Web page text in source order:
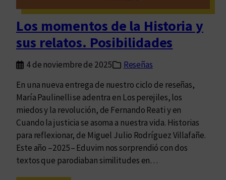
Los momentos de la Historia y
sus relatos. Posibilidades
4 de noviembre de 2025
Reseñas
En una nueva entrega de nuestro ciclo de reseñas,
María Paulinelli se adentra en Los perejiles, los
miedos y la revolución, de Fernando Reati y en
Cuando la justicia se asoma a nuestra vida. Historias
para reflexionar, de Miguel Julio Rodríguez Villafañe.
Este año –2025– Eduvim nos sorprendió con dos
textos que parodiaban similitudes en…